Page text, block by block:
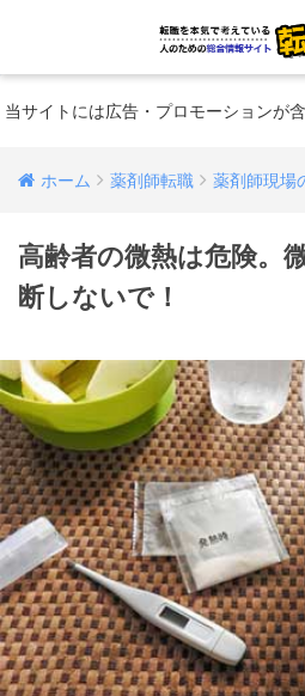
当サイトには広告・プロモーションが
ホーム 薬剤師転職 薬剤師現場
高齢者の微熱は危険。
断しないで！